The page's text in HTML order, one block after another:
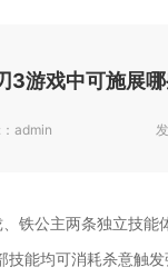
3游戏中可施展
admin
铁公主两条独立技
能均可消耗杀意触